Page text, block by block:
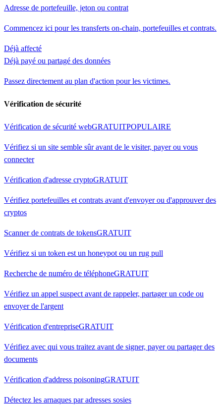
Adresse de portefeuille, jeton ou contrat
Commencez ici pour les transferts on-chain, portefeuilles et contrats.
Déjà affecté
Déjà payé ou partagé des données
Passez directement au plan d'action pour les victimes.
Vérification de sécurité
Vérification de sécurité webGRATUITPOPULAIRE
Vérifiez si un site semble sûr avant de le visiter, payer ou vous
connecter
Vérification d'adresse cryptoGRATUIT
Vérifiez portefeuilles et contrats avant d'envoyer ou d'approuver des
cryptos
Scanner de contrats de tokensGRATUIT
Vérifiez si un token est un honeypot ou un rug pull
Recherche de numéro de téléphoneGRATUIT
Vérifiez un appel suspect avant de rappeler, partager un code ou
envoyer de l'argent
Vérification d'entrepriseGRATUIT
Vérifiez avec qui vous traitez avant de signer, payer ou partager des
documents
Vérification d'address poisoningGRATUIT
Détectez les arnaques par adresses sosies